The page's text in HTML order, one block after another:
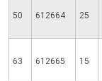
50 612664 25
63 612665 15